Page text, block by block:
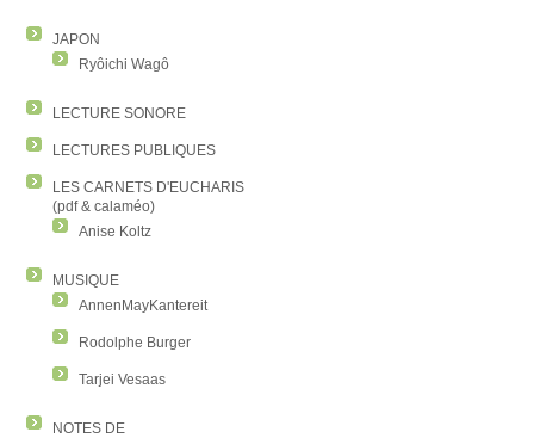
JAPON
Ryôichi Wagô
LECTURE SONORE
LECTURES PUBLIQUES
LES CARNETS D'EUCHARIS
(pdf & calaméo)
Anise Koltz
MUSIQUE
AnnenMayKantereit
Rodolphe Burger
Tarjei Vesaas
NOTES DE